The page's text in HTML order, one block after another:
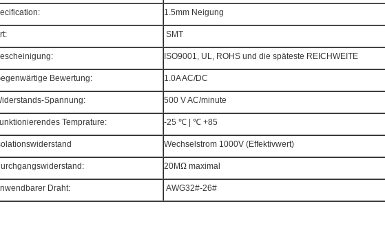
1.5mm Neigung
SMT
ISO9001, UL, ROHS und die späteste REICHWEITE
Bewertung: 1.0A AC/DC
Spannung: 500 V AC/minute
Temprature: -25 ℃ | ℃ +85
Wechselstrom 1000V (Effektivwert)
20MΩ maximal
Draht: AWG32#-26#